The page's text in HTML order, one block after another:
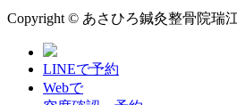
Copyright © あさひろ鍼灸整骨院瑞江
LINEで予約
Webで